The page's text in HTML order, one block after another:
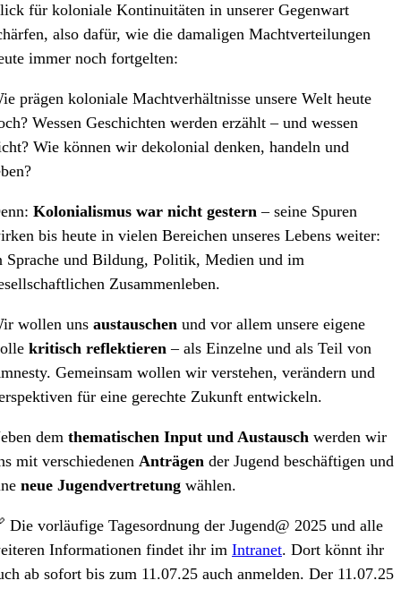
für koloniale Kontinuitäten in unserer Gegenwart
also dafür, wie die damaligen Machtverteilungen
immer noch fortgelten:
prägen koloniale Machtverhältnisse unsere Welt heute
Wessen Geschichten werden erzählt – und wessen
Wie können wir dekolonial denken, handeln und
Kolonialismus war nicht gestern – seine Spuren
bis heute in vielen Bereichen unseres Lebens weiter:
Sprache und Bildung, Politik, Medien und im
Zusammenleben.
wollen uns austauschen und vor allem unsere eigene
kritisch reflektieren – als Einzelne und als Teil von
Gemeinsam wollen wir verstehen, verändern und
für eine gerechte Zukunft entwickeln.
dem thematischen Input und Austausch werden wir
mit verschiedenen Anträgen der Jugend beschäftigen und
neue Jugendvertretung wählen.
Die vorläufige Tagesordnung der Jugend@ 2025 und alle
Informationen findet ihr im Intranet. Dort könnt ihr
ab sofort bis zum 11.07.25 auch anmelden. Der 11.07.25